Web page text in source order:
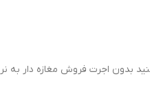
بدون اجرت فروش مغازه دار به